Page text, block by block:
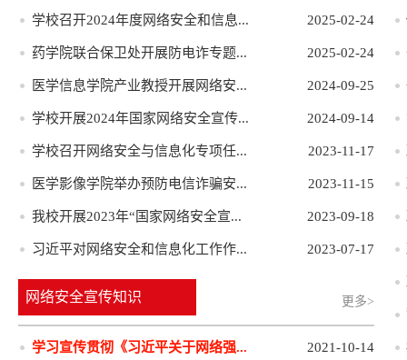
学校召开2024年度网络安全和信息... 2025-02-24
药学院联合保卫处开展防电诈专题... 2025-02-24
医学信息学院产业教授开展网络安... 2024-09-25
学校开展2024年国家网络安全宣传... 2024-09-14
学校召开网络安全与信息化专项任... 2023-11-17
医学影像学院举办预防电信诈骗安... 2023-11-15
我校开展2023年“国家网络安全宣... 2023-09-18
习近平对网络安全和信息化工作作... 2023-07-17
网络安全宣传知识 更多>
学习宣传贯彻《习近平关于网络强... 2021-10-14